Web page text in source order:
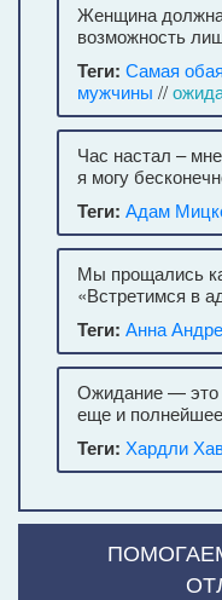
Женщина
возможность
Теги: Самая
мужчины //
Час настал –
я могу
Теги: Адам
Мы прощались
«Встретимся в
Теги: Анна
Ожидание — это
еще и
Теги: Хардли